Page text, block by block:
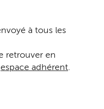
à tous les
retrouver en
espace adhérent.